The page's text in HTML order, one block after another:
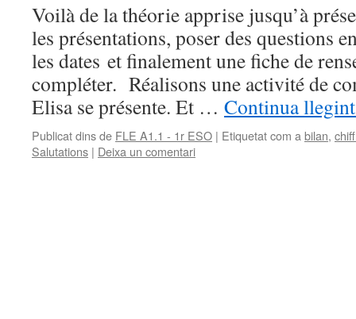
Voilà de la théorie apprise jusqu’à
les présentations, poser des questions
les dates et finalement une fiche de
compléter. Réalisons une activité de
Elisa se présente. Et … Continua
Publicat dins de FLE A1.1 - 1r ESO | Etiquetat com a bilan,
Salutations | Deixa un comentari